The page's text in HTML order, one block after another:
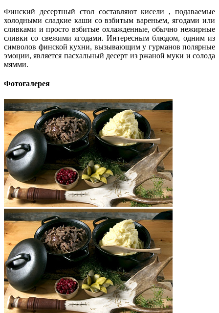
Финский десертный стол составляют кисели , подаваемые
холодными сладкие каши со взбитым вареньем, ягодами или
сливками и просто взбитые охлажденные, обычно нежирные
сливки со свежими ягодами. Интересным блюдом, одним из
символов финской кухни, вызывающим у гурманов полярные
эмоции, является пасхальный десерт из ржаной муки и солода
мямми.
Фотогалерея